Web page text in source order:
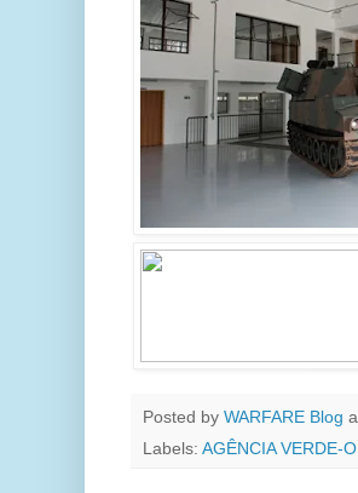
Posted by WARFARE Blog
Labels: AGÊNCIA VERDE-